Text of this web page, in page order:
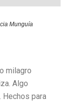
Munguía
milagro
Algo
Hechos para